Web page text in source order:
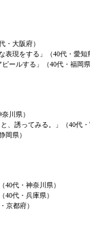
・大阪府）
表現をする」（40代・愛知
ールする」（40代・福岡県
川県）
、誘ってみる。」（40代・
岡県）
40代・神奈川県）
40代・兵庫県）
京都府）